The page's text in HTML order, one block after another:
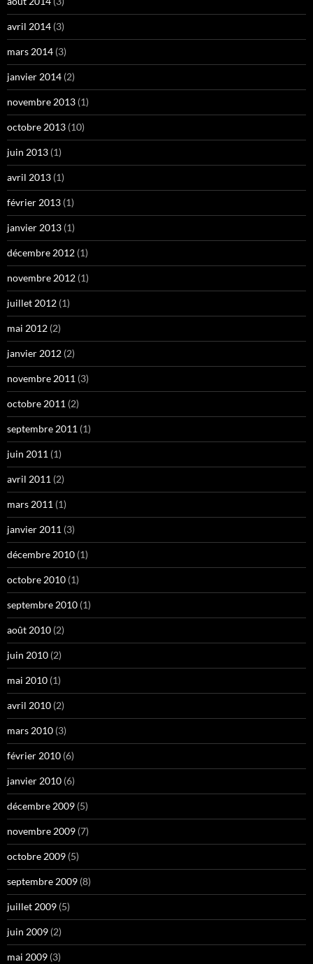
avril 2014 (3)
mars 2014 (3)
janvier 2014 (2)
novembre 2013 (1)
octobre 2013 (10)
juin 2013 (1)
avril 2013 (1)
février 2013 (1)
janvier 2013 (1)
décembre 2012 (1)
novembre 2012 (1)
juillet 2012 (1)
mai 2012 (2)
janvier 2012 (2)
novembre 2011 (3)
octobre 2011 (2)
septembre 2011 (1)
juin 2011 (1)
avril 2011 (2)
mars 2011 (1)
janvier 2011 (3)
décembre 2010 (1)
octobre 2010 (1)
septembre 2010 (1)
août 2010 (2)
juin 2010 (2)
mai 2010 (1)
avril 2010 (2)
mars 2010 (3)
février 2010 (6)
janvier 2010 (6)
décembre 2009 (5)
novembre 2009 (7)
octobre 2009 (5)
septembre 2009 (8)
juillet 2009 (5)
juin 2009 (2)
mai 2009 (3)